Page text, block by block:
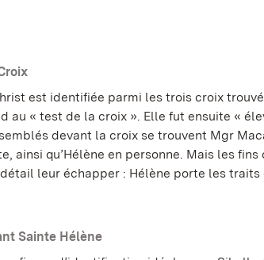
est identifiée parmi les trois croix
au « test de la croix ». Elle fut ensuite «
devant la croix se trouvent Mgr
ainsi qu’Hélène en personne. Mais les
leur échapper : Hélène porte les
Sainte Hélène